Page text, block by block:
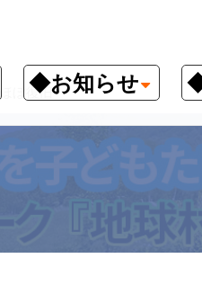
◆お知らせ
ぼ復旧